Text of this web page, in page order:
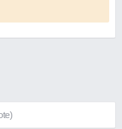
39 €
Design pour MBK